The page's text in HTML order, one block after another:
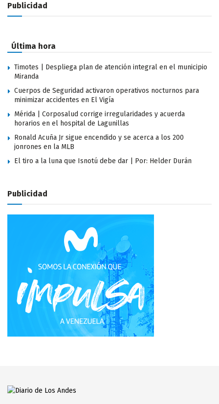
Publicidad
Última hora
Timotes | Despliega plan de atención integral en el municipio
Miranda
Cuerpos de Seguridad activaron operativos nocturnos para
minimizar accidentes en El Vigía
Mérida | Corposalud corrige irregularidades y acuerda
horarios en el hospital de Lagunillas
Ronald Acuña Jr sigue encendido y se acerca a los 200
jonrones en la MLB
El tiro a la luna que Isnotú debe dar | Por: Helder Durán
Publicidad